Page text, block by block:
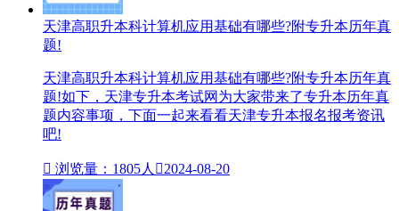
天津高职升本科计算机应用基础有哪些?附专升本历年真
题!
天津高职升本科计算机应用基础有哪些?附专升本历年真
题!如下，天津专升本考试网为大家带来了专升本历年真
题内容事项，下面一起来看看天津专升本报名报考资讯
吧!
 浏览量：1805人 2024-08-20